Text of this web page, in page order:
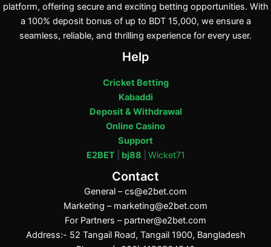
platform, offering secure and exciting betting opportunities. With
a 100% deposit bonus of up to BDT 15,000, we ensure a
seamless, reliable, and thrilling experience for every user.
Help
Cricket Betting
Kabaddi
Deposit & Withdrawal
Online Casino
Support
E2BET| bj88 Wicket71
Contact
General –cs@e2bet.com
Marketing – marketing@e2bet.com
For Partners – partner@e2bet.com
Address:- 52 Tangail Road, Tangail 1900, Bangladesh